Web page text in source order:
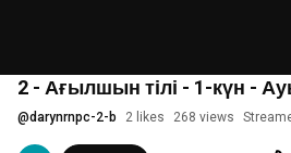
2 - Ағылшын тілі - 1-күн -
@darynrnpc-2-b 2 likes 268 views